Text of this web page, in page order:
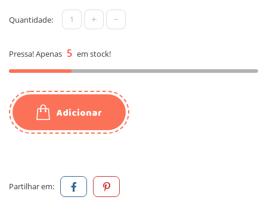
Quantidade: + -
Pressa! Apenas 5 em stock!
Adicionar
Partilhar em: